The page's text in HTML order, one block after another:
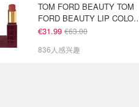
TOM FORD BEAUTY TOM
FORD BEAUTY LIP COLOR
SATIN MATTE 裸玫瑰口红
€31.99 €63.00
836人感兴趣